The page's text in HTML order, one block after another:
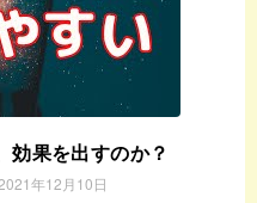
効果を出すのか？
年12月10日